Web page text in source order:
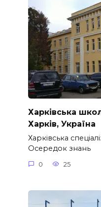
Харківська
Харків, Україна
Харківська
Осередок знань
0 25